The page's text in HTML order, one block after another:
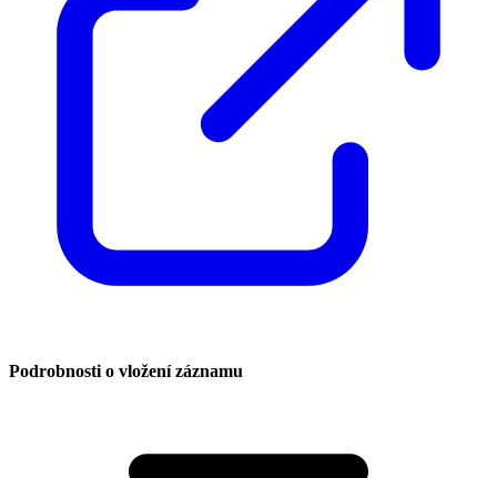
Podrobnosti o vložení záznamu